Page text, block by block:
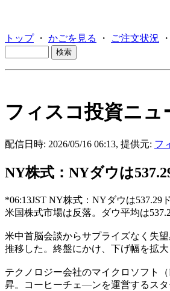
トップ・ かごを見る ・ ご注文状況 ・
フィスコ投資ニュ
配信日時: 2026/05/16 06:13, 提供元: フ
NY株式：NYダウは
*06:13JST NY株式：NYダウは
米国株式市場は反落。ダウ平均は
米中首脳会談からサプライズなく失
推移した。終盤にかけ、下げ幅を拡
テクノロジー会社のマイクロソフト
昇。コーヒーチェ―ンを運営するス